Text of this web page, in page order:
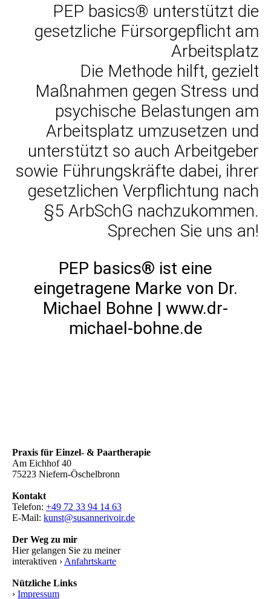
PEP basics® unterstützt die
gesetzliche Fürsorgepflicht am
Arbeitsplatz
Die Methode hilft, gezielt
Maßnahmen gegen Stress und
psychische Belastungen am
Arbeitsplatz umzusetzen und
unterstützt so auch Arbeitgeber
sowie Führungskräfte dabei, ihrer
gesetzlichen Verpflichtung nach
§5 ArbSchG nachzukommen.
Sprechen Sie uns an!
PEP basics® ist eine
eingetragene Marke von Dr.
Michael Bohne | www.dr-
michael-bohne.de
Praxis für Einzel- & Paartherapie
Am Eichhof 40
75223 Niefern-Öschelbronn
Kontakt
Telefon: +49 72 33 94 14 63
E-Mail: kunst@susannerivoir.de
Der Weg zu mir
Hier gelangen Sie zu meiner
interaktiven › Anfahrtskarte
Nützliche Links
› Impressum